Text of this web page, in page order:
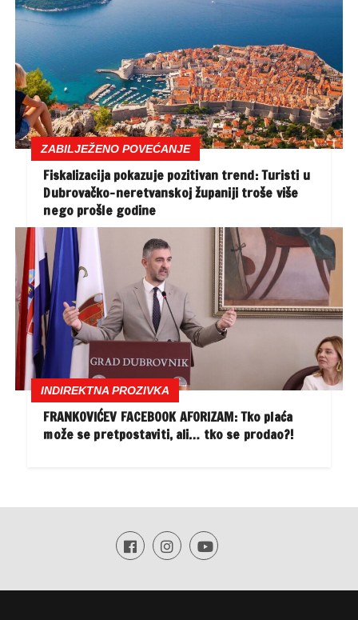
ZABILJEŽENO POVEĆANJE
Fiskalizacija pokazuje pozitivan trend: Turisti u
Dubrovačko-neretvanskoj županiji troše više
nego prošle godine
INDIREKTNA PROZIVKA
FRANKOVIĆEV FACEBOOK AFORIZAM: Tko plaća
može se pretpostaviti, ali… tko se prodao?!